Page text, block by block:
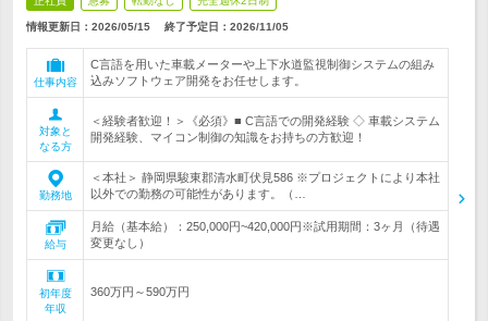
情報更新日：2026/05/15 終了予定日： 2026/11/05
仕事内容
C言語を用いた車載メーターや上下水道監視制御システムの組み
込みソフトウェア開発をお任せします。
対象と
なる方
＜経験者歓迎！＞《必須》■ C言語での開発経験 ◇ 車載システム
開発経験、マイコン制御の知識をお持ちの方歓迎！
勤務地
＜本社＞ 静岡県駿東郡清水町伏見586 ※プロジェクトにより本社
以外での勤務の可能性があります。（…
給与
月給（基本給）：250,000円~420,000円※試用期間：3ヶ月（待遇
変更なし）
初年度
年収
360万円～590万円